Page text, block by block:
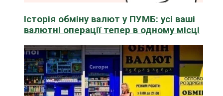
Історія обміну валют у ПУМБ: усі ваші
валютні операції тепер в одному місці